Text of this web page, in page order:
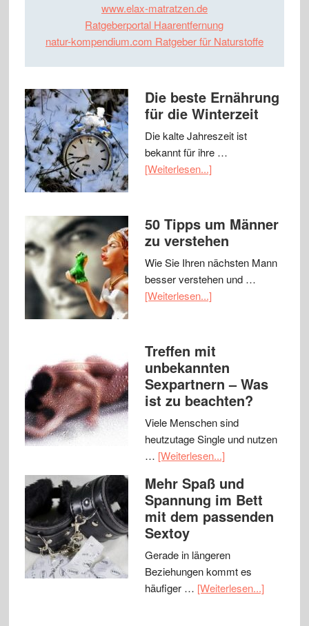
www.elax-matratzen.de
Ratgeberportal Haarentfernung
natur-kompendium.com Ratgeber für Naturstoffe
Die beste Ernährung
für die Winterzeit
Die kalte Jahreszeit ist
bekannt für ihre …
[Weiterlesen...]
50 Tipps um Männer
zu verstehen
Wie Sie Ihren nächsten Mann
besser verstehen und …
[Weiterlesen...]
Treffen mit
unbekannten
Sexpartnern – Was
ist zu beachten?
Viele Menschen sind
heutzutage Single und nutzen
… [Weiterlesen...]
Mehr Spaß und
Spannung im Bett
mit dem passenden
Sextoy
Gerade in längeren
Beziehungen kommt es
häufiger … [Weiterlesen...]